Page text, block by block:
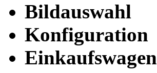
Bildauswahl
Konfiguration
Einkaufswagen